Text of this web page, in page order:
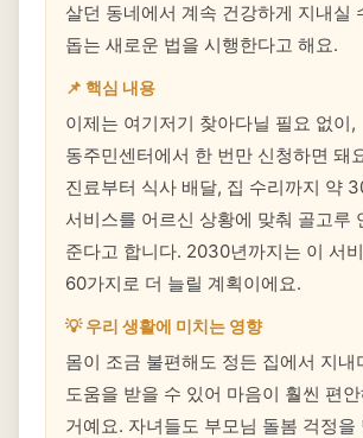
살던 동네에서 계속 건강하게 지내실
돕는 새로운 법을 시행한다고 해요.
📌 핵심 내용
이제는 여기저기 찾아다닐 필요 없이,
동주민센터에서 한 번만 신청하면 돼
진료부터 식사 배달, 집 수리까지 약
서비스를 어르신 상황에 맞춰 골고루
준다고 합니다. 2030년까지는 이 서
60가지로 더 늘릴 계획이에요.
💡 우리 생활에 미치는 영향
몸이 조금 불편해도 정든 집에서 지내
도움을 받을 수 있어 마음이 훨씬 편
거예요. 자녀들도 부모님 돌봄 걱정을